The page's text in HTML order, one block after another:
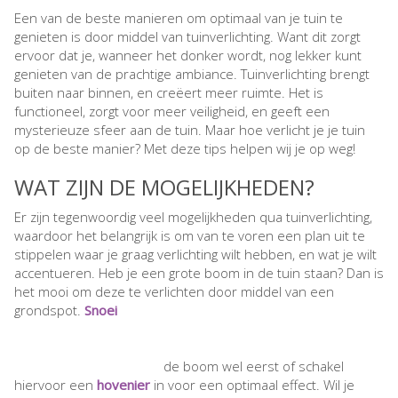
Een van de beste manieren om optimaal van je tuin te
genieten is door middel van tuinverlichting. Want dit zorgt
ervoor dat je, wanneer het donker wordt, nog lekker kunt
genieten van de prachtige ambiance. Tuinverlichting brengt
buiten naar binnen, en creëert meer ruimte. Het is
functioneel, zorgt voor meer veiligheid, en geeft een
mysterieuze sfeer aan de tuin. Maar hoe verlicht je je tuin
op de beste manier? Met deze tips helpen wij je op weg!
WAT ZIJN DE MOGELIJKHEDEN?
Er zijn tegenwoordig veel mogelijkheden qua tuinverlichting,
waardoor het belangrijk is om van te voren een plan uit te
stippelen waar je graag verlichting wilt hebben, en wat je wilt
accentueren. Heb je een grote boom in de tuin staan? Dan is
het mooi om deze te verlichten door middel van een
grondspot. Snoei
de boom wel eerst of schakel
hiervoor een hovenier in voor een optimaal effect. Wil je